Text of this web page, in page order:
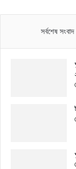
সর্বশেষ সংবাদ